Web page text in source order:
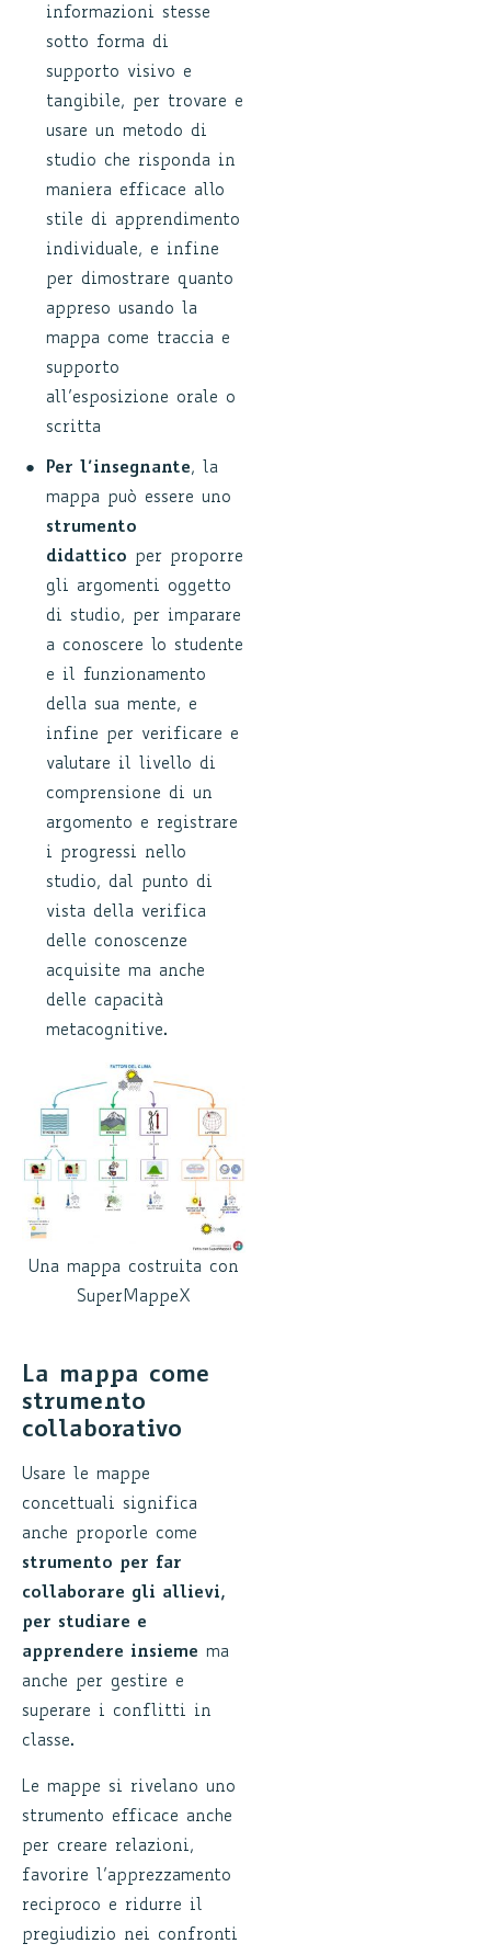
informazioni stesse
sotto forma di
supporto visivo e
tangibile, per trovare e
usare un metodo di
studio che risponda in
maniera efficace allo
stile di apprendimento
individuale, e infine
per dimostrare quanto
appreso usando la
mappa come traccia e
supporto
all’esposizione orale o
scritta
Per l’insegnante, la
mappa può essere uno
strumento
didattico per proporre
gli argomenti oggetto
di studio, per imparare
a conoscere lo studente
e il funzionamento
della sua mente, e
infine per verificare e
valutare il livello di
comprensione di un
argomento e registrare
i progressi nello
studio, dal punto di
vista della verifica
delle conoscenze
acquisite ma anche
delle capacità
metacognitive.
Una mappa costruita con
SuperMappeX
La mappa come
strumento
collaborativo
Usare le mappe
concettuali significa
anche proporle come
strumento per far
collaborare gli allievi,
per studiare e
apprendere insieme ma
anche per gestire e
superare i conflitti in
classe.
Le mappe si rivelano uno
strumento efficace anche
per creare relazioni,
favorire l’apprezzamento
reciproco e ridurre il
pregiudizio nei confronti